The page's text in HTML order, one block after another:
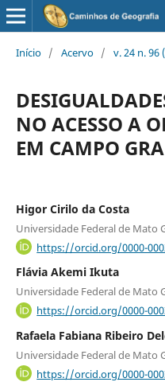
Início / Acervo / v. 24 n. 96
NO ACESSO A
EM CAMPO
Higor Cirilo da Costa
Universidade Federal de Mato
https://orcid.org/0000-
Flávia Akemi Ikuta
Universidade Federal de Mato
https://orcid.org/0000-
Rafaela Fabiana Ribeiro
Universidade Federal de Mato
https://orcid.org/0000-